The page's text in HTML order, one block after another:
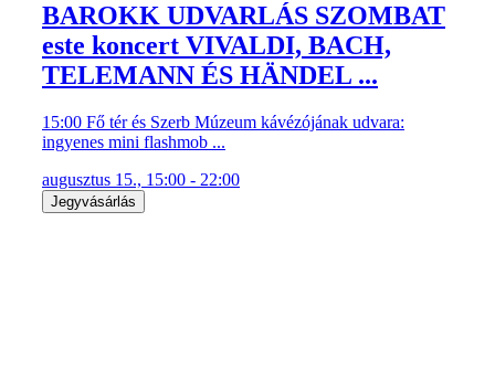
BAROKK UDVARLÁS SZOMBAT
este koncert VIVALDI, BACH,
TELEMANN ÉS HÄNDEL ...
15:00 Fő tér és Szerb Múzeum kávézójának udvara:
ingyenes mini flashmob ...
augusztus 15., 15:00 - 22:00
Jegyvásárlás